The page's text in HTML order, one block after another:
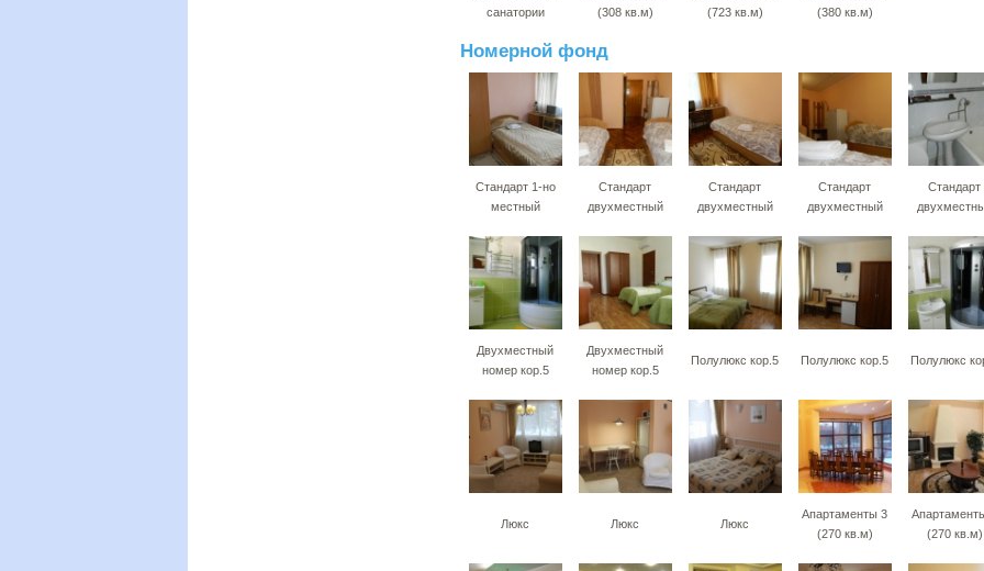
санатории
(308 кв.м)
(723 кв.м)
(380 кв.м)
Номерной фонд
Стандарт 1-но
местный
Стандарт
двухместный
Стандарт
двухместный
Стандарт
двухместный
Стандарт
Двухместный
номер кор.5
Двухместный
номер кор.5
Полулюкс кор.5 Полулюкс кор.5 Полулюкс
Люкс Люкс Люкс
Апартаменты 3
(270 кв.м)
(270 кв.м)